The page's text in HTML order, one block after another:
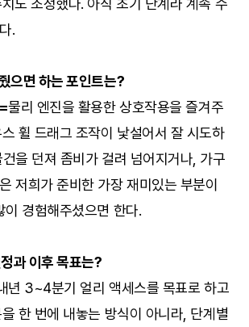
치도 조정했다. 아직 초기 단계라 계속 수
.
으면 하는 포인트는?
물리 엔진을 활용한 상호작용을 즐겨주
휠 드래그 조작이 낯설어서 잘 시도하
을 던져 좀비가 걸려 넘어지거나, 가구
저희가 준비한 가장 재미있는 부분이
이 경험해주셨으면 한다.
과 이후 목표는?
년 3~4분기 얼리 액세스를 목표로 하고
한 번에 내놓는 방식이 아니라, 단계별